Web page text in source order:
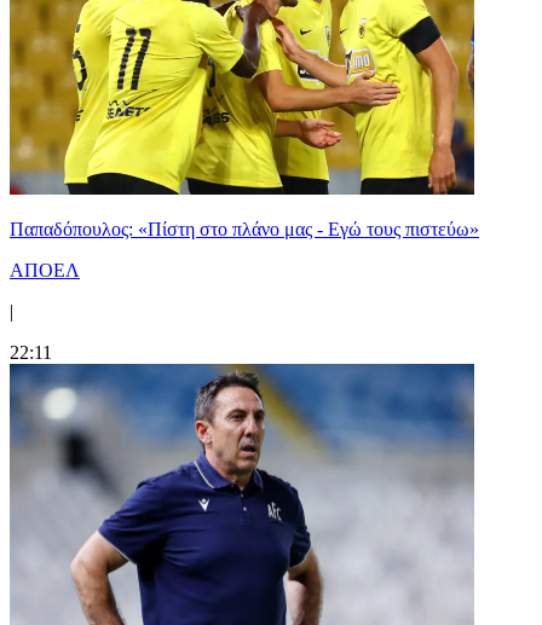
Παπαδόπουλος: «Πίστη στο πλάνο μας - Εγώ τους πιστεύω»
ΑΠΟΕΛ
|
22:11